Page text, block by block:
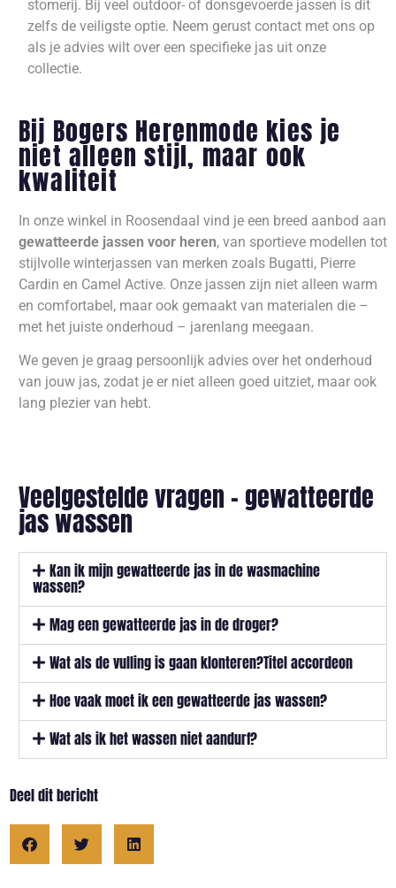
stomerij. Bij veel outdoor- of donsgevoerde jassen is dit
zelfs de veiligste optie. Neem gerust contact met ons op
als je advies wilt over een specifieke jas uit onze
collectie.
Bij Bogers Herenmode kies je
niet alleen stijl, maar ook
kwaliteit
In onze winkel in Roosendaal vind je een breed aanbod aan
gewatteerde jassen voor heren, van sportieve modellen tot
stijlvolle winterjassen van merken zoals Bugatti, Pierre
Cardin en Camel Active. Onze jassen zijn niet alleen warm
en comfortabel, maar ook gemaakt van materialen die –
met het juiste onderhoud – jarenlang meegaan.
We geven je graag persoonlijk advies over het onderhoud
van jouw jas, zodat je er niet alleen goed uitziet, maar ook
lang plezier van hebt.
Veelgestelde vragen – gewatteerde
jas wassen
Kan ik mijn gewatteerde jas in de wasmachine
wassen?
Mag een gewatteerde jas in de droger?
Wat als de vulling is gaan klonteren?Titel accordeon
Hoe vaak moet ik een gewatteerde jas wassen?
Wat als ik het wassen niet aandurf?
Deel dit bericht